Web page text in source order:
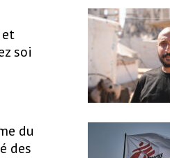
et
soi
du
des